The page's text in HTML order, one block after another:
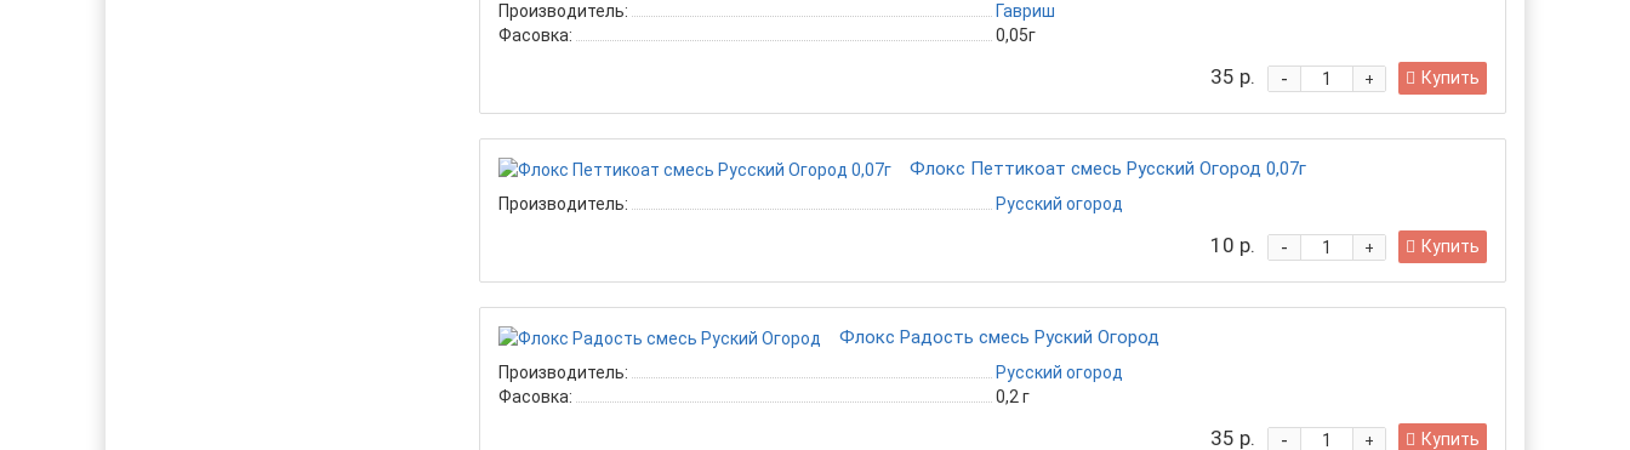
Производитель:
Гавриш
Фасовка:
0,05г
35 р. +
- Купить
Флокс Петтикоат смесь Русский Огород 0,07г
Производитель: Русский огород
10 р. +
- Купить
Флокс Радость смесь Руский Огород
Производитель:
Русский огород
Фасовка:
0,2 г
35 р. +
- Купить